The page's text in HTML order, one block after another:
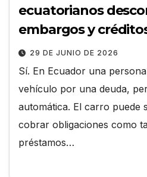
ecuatorianos
embargos y
29 DE JUNIO DE 2026
Sí. En Ecuador una
vehículo por una deuda,
automática. El carro puede
cobrar obligaciones como
préstamos…